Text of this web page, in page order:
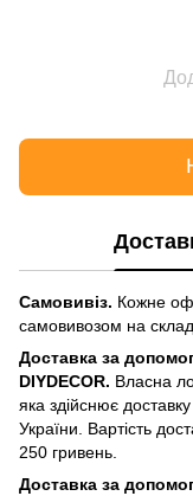
Самовивіз. Кожне
самовивозом на
Доставка за
DIYDECOR. Власна
яка здійснює
України. Вартість
250 гривень.
Доставка за